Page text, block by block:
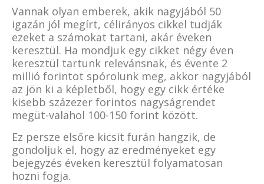
Vannak olyan emberek, akik nagyjából 50
igazán jól megírt, célirányos cikkel tudják
ezeket a számokat tartani, akár éveken
keresztül. Ha mondjuk egy cikket négy éven
keresztül tartunk relevánsnak, és évente 2
millió forintot spórolunk meg, akkor nagyjából
az jön ki a képletből, hogy egy cikk értéke
kisebb százezer forintos nagyságrendet
megüt-valahol 100-150 forint között.
Ez persze elsőre kicsit furán hangzik, de
gondoljuk el, hogy az eredményeket egy
bejegyzés éveken keresztül folyamatosan
hozni fogja.